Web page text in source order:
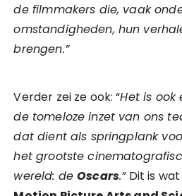
de filmmakers die, vaak
omstandigheden, hun
brengen.”
Verder zei ze ook: “Het is ook
de tomeloze inzet van ons
dat dient als springplank
het grootste
wereld: deOscars.”Dit is wat